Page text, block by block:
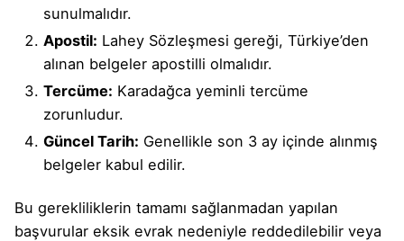
sunulmalıdır.
Apostil: Lahey Sözleşmesi gereği, Türkiye’den
alınan belgeler apostilli olmalıdır.
Tercüme: Karadağca yeminli tercüme
zorunludur.
Güncel Tarih: Genellikle son 3 ay içinde alınmış
belgeler kabul edilir.
Bu gerekliliklerin tamamı sağlanmadan yapılan
başvurular eksik evrak nedeniyle reddedilebilir veya